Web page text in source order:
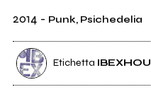
2014 - Punk, Psichedelia
Etichetta